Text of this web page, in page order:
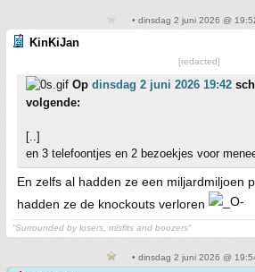
• dinsdag 2 juni 2026 @
KinKiJan
[redacted]
Op dinsdag 2 juni 2026 19:42
volgende:
[..]
en 3 telefoontjes en 2 bezoekjes voor
En zelfs al hadden ze een miljardmiljoen
hadden ze de knockouts verloren
“Surrounded by losers, misfits and boozers”
• dinsdag 2 juni 2026 @